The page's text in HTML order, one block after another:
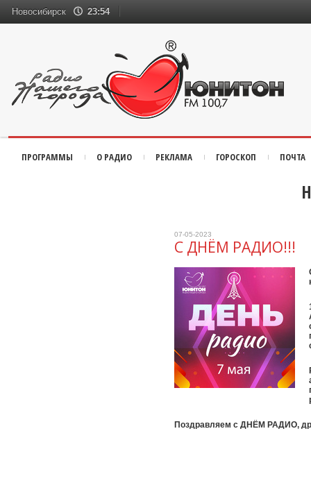
Новосибирск 23:54
ПРОГРАММЫ О РАДИО РЕКЛАМА ГОРОСКОП ПОЧТА
07-05-2023
С ДНЁМ РАДИО!!!
Поздравляем с ДНЁМ РАДИО,